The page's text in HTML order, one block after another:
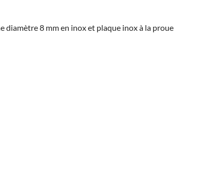
diamètre 8 mm en inox et plaque inox à la proue